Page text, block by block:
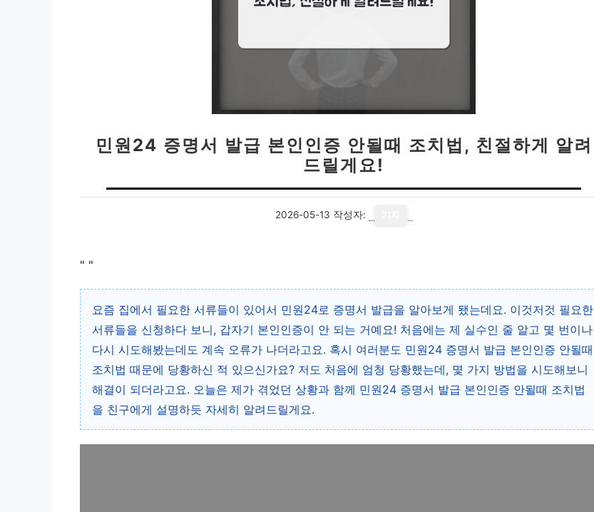
민원24 증명서 발급 본인인증 안될때 조치법, 친절하게 알려
드릴게요!
2026-05-13 작성자:
" "
요즘 집에서 필요한 서류들이 있어서 민원24로 증명서 발급을 알아보게 됐는데요. 이것저것 필요한
서류들을 신청하다 보니, 갑자기 본인인증이 안 되는 거예요! 처음에는 제 실수인 줄 알고 몇 번이나
다시 시도해봤는데도 계속 오류가 나더라고요. 혹시 여러분도 민원24 증명서 발급 본인인증 안될때
조치법 때문에 당황하신 적 있으신가요? 저도 처음에 엄청 당황했는데, 몇 가지 방법을 시도해보니
해결이 되더라고요. 오늘은 제가 겪었던 상황과 함께 민원24 증명서 발급 본인인증 안될때 조치법
을 친구에게 설명하듯 자세히 알려드릴게요.